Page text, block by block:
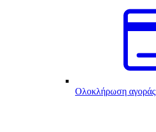
Ολοκλήρωση αγοράς